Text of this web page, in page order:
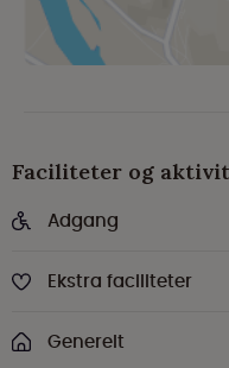
Faciliteter og
Adgang
Ekstra faciliteter
Generelt